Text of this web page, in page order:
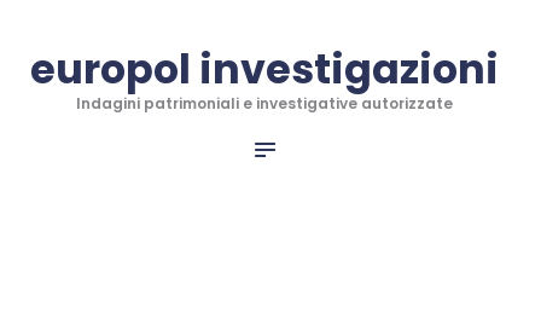
europol investigazioni
Indagini patrimoniali e investigative autorizzate
europol investigazioni
Indagini patrimoniali e investigative autorizzate
INFO PER RECUPERO
INVESTIGAZIONI
INDAGINI INTERNAZIONALI